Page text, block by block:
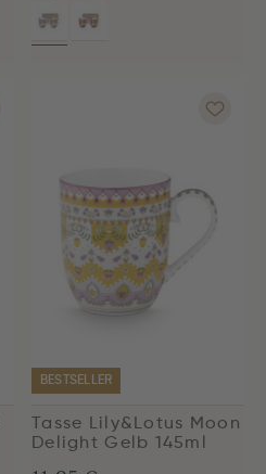
BESTSELLER
Tasse Lily&Lotus Moon
Delight Gelb 145ml